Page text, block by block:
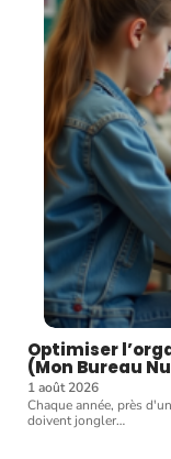
Optimiser
(Mon Bureau
1 août 2026
Chaque année, près
doivent jongler…